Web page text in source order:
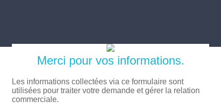
Merci pour vos informations.
Les informations collectées via ce formulaire sont
utilisées pour traiter votre demande et gérer la relation
commerciale.